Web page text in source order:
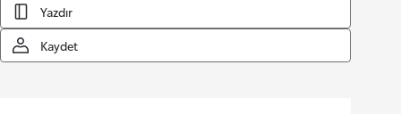
Yazdır
Kaydet